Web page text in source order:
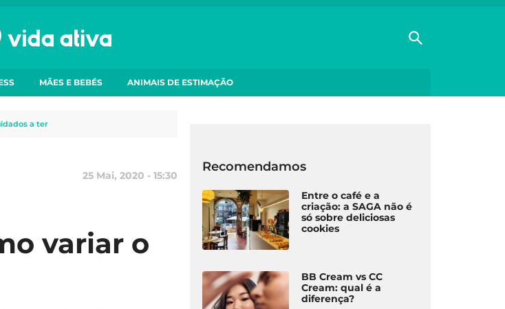
MÃES E BEBÉS ANIMAIS DE ESTIMAÇÃO
a ter
25 Mai, 2020 - 15:30
variar o
Recomendamos
Entre o café e a
criação: a SAGA não é
só sobre deliciosas
cookies
BB Cream vs CC
Cream: qual é a
diferença?